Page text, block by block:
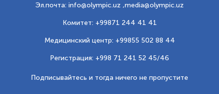
Эл.почта: info@olympic.uz ,media@olympic.uz
Комитет: +99871 244 41 41
Медицинский центр: +99855 502 88 44
Регистрация: +998 71 241 52 45/46
Подписывайтесь и тогда ничего не пропустите